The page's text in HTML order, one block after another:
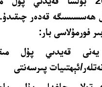
ھەسسىسىگە قەدەر
فورمۇلاسى بار:
قەيدىي پۇل
ئېھتىيات پىرسەنتى